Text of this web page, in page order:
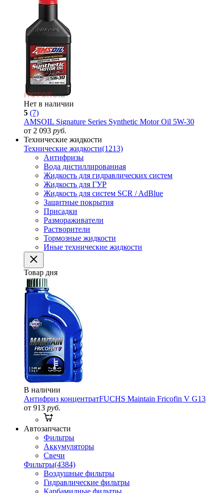
Нет в наличии
5 (7)
AMSOIL Signature Series Synthetic Motor Oil 5W-30
от 2 093 руб.
Технические жидкости
Технические жидкости(1213)
Антифризы
Вода дистиллированная
Жидкость для гидравлических систем
Жидкость для ГУР
Жидкость для систем SCR / AdBlue
Защитные покрытия
Присадки
Размораживатели
Растворители
Тормозные жидкости
Иные технические жидкости
Товар дня
В наличии
Антифриз концентратFUCHS Maintain Fricofin V G13
от 913 руб.
Автозапчасти
Фильтры
Аккумуляторы
Свечи
Фильтры(4384)
Воздушные фильтры
Гидравлические фильтры
Карбамидные фильтры